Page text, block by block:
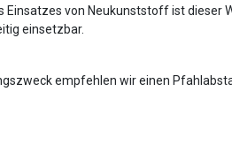
Einsatzes von Neukunststoff ist dieser
einsetzbar.
empfehlen wir einen